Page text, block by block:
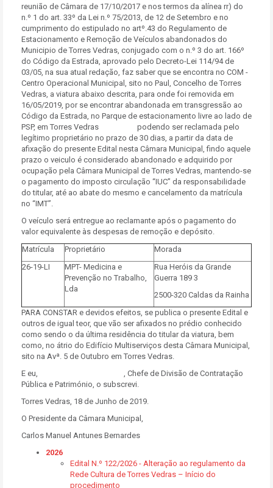
reunião de Câmara de 17/10/2017 e nos termos da alínea rr) do
n.º 1 do art. 33º da Lei n.º 75/2013, de 12 de Setembro e no
cumprimento do estipulado no artº.43 do Regulamento de
Estacionamento e Remoção de Veículos abandonados do
Municipio de Torres Vedras, conjugado com o n.º 3 do art. 166º
do Código da Estrada, aprovado pelo Decreto-Lei 114/94 de
03/05, na sua atual redação, faz saber que se encontra no COM -
Centro Operacional Municipal, sito no Paul, Concelho de Torres
Vedras, a viatura abaixo descrita, para onde foi removida em
16/05/2019, por se encontrar abandonada em transgressão ao
Código da Estrada, no Parque de estacionamento livre ao lado de
PSP, em Torres Vedras podendo ser reclamada pelo
legítimo proprietário no prazo de 30 dias, a partir da data de
afixação do presente Edital nesta Câmara Municipal, findo aquele
prazo o veiculo é considerado abandonado e adquirido por
ocupação pela Câmara Municipal de Torres Vedras, mantendo-se
o pagamento do imposto circulação “IUC” da responsabilidade
do titular, até ao abate do mesmo e cancelamento da matrícula
no “IMT”.
O veículo será entregue ao reclamante após o pagamento do
valor equivalente às despesas de remoção e depósito.
Matrícula
Proprietário
Morada
26-19-LI
MPT- Medicina e
Prevenção no Trabalho,
Lda
Rua Heróis da Grande
Guerra 189 3
2500-320 Caldas da Rainha
PARA CONSTAR e devidos efeitos, se publica o presente Edital e
outros de igual teor, que vão ser afixados no prédio conhecido
como sendo o da última residência do titular da viatura, bem
como, no átrio do Edifício Multiserviços desta Câmara Municipal,
sito na Avª. 5 de Outubro em Torres Vedras.
E eu, , Chefe de Divisão de Contratação
Pública e Património, o subscrevi.
Torres Vedras, 18 de Junho de 2019.
O Presidente da Câmara Municipal,
Carlos Manuel Antunes Bernardes
2026
Edital N.º 122/2026 - Alteração ao regulamento da
Rede Cultura de Torres Vedras – Início do
procedimento